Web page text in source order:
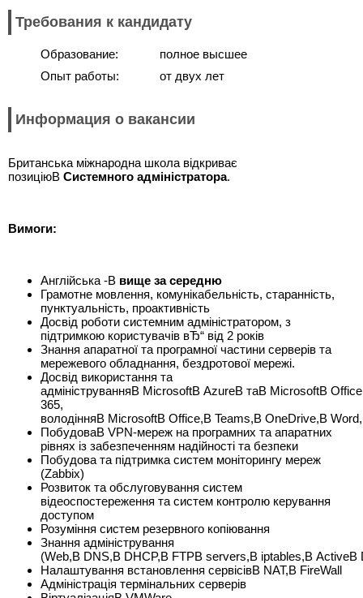
Требования к кандидату
Образование:
Опыт работы:
полное высшее
от двух лет
Информация о вакансии
Британська міжнародна школа відкриває
позиціюВ Системного адміністратора.
Вимоги:
Англійська -В вище за середню
Грамотне мовлення, комунікабельність, старанність,
пунктуальність, проактивність
Досвід роботи системним адміністратором, з
підтримкою користувачів вЂ“ від 2 років
Знання апаратної та програмної частини серверів та
мережевого обладнання, бездротової мережі.
Досвід використання та
адмініструванняВ MicrosoftВ AzureВ таВ MicrosoftВ
365,
володінняВ MicrosoftВ Office,В Teams,В OneDrive,В
ПобудоваВ VPN-мереж на програмних та апаратних
рівнях із забезпеченням надійності та безпеки
Побудова та підтримка систем моніторингу мереж
(Zabbix)
Розвиток та обслуговування систем
відеоспостереження та систем контролю керування
доступом
Розуміння систем резервного копіювання
Знання адміністрування
(Web,В DNS,В DHCP,В FTPВ servers,В iptables,В ActiveВ
Налаштування встановлення сервісівВ NAT,В FireWall
Адміністрація термінальних серверів